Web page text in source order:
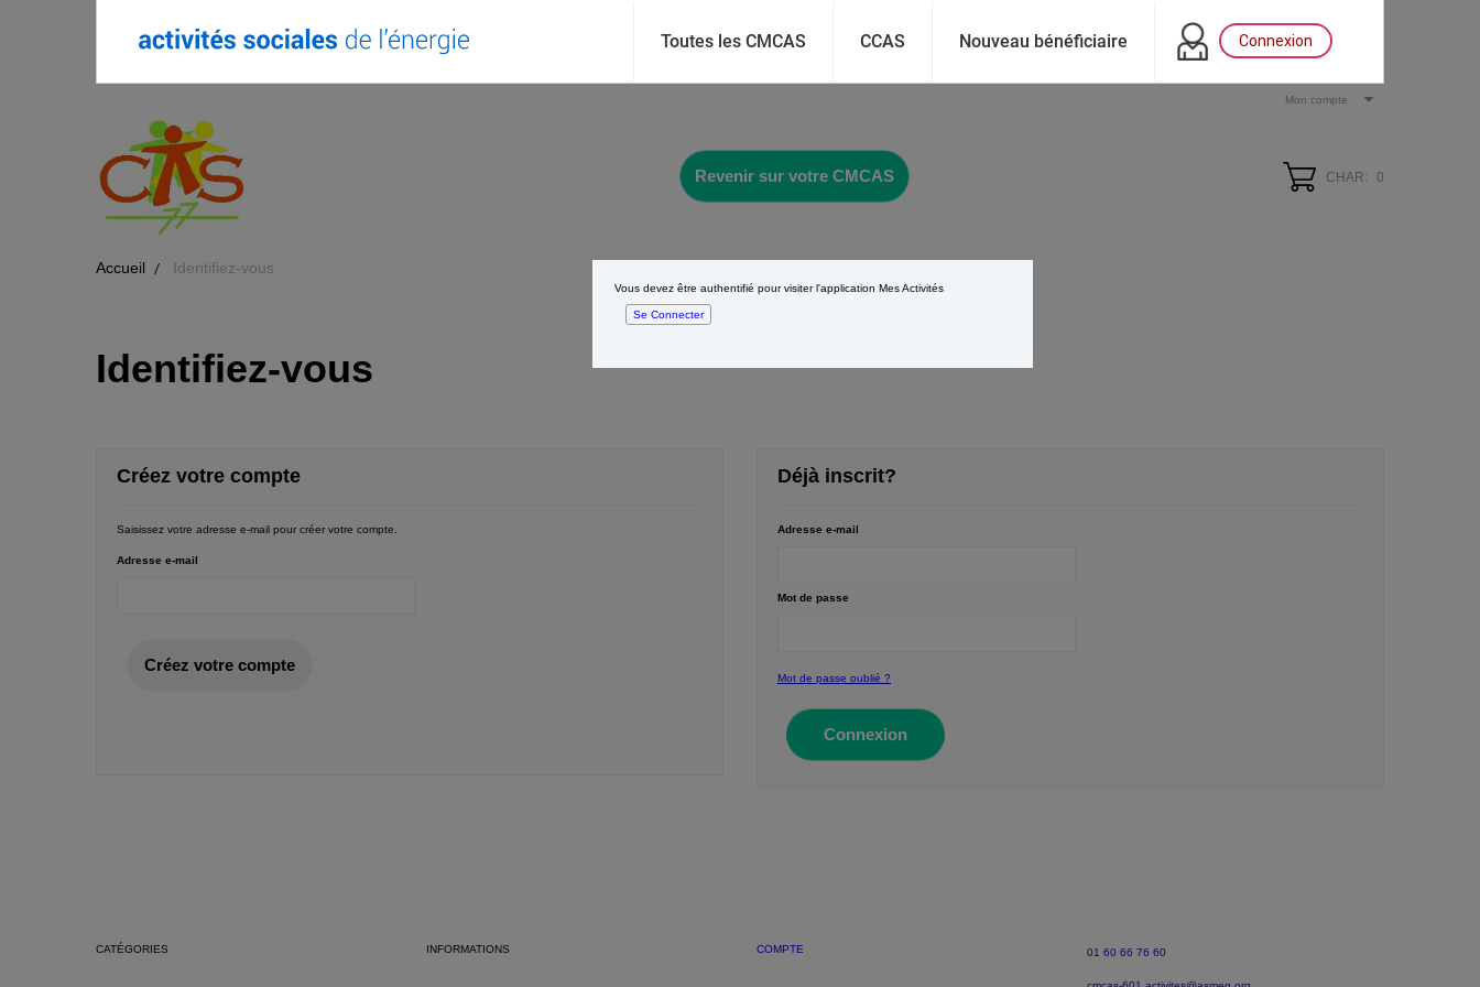
Toutes les CMCAS CCAS Nouveau bénéficiaire Connexion
Vous devez être authentifié pour visiter l'application Mes Activités
Se Connecter
Mon compte
Revenir sur votre CMCAS CHAR: 0
Accueil Identifiez-vous
Identifiez-vous
Créez votre compte
Saisissez votre adresse e-mail pour créer votre compte.
Adresse e-mail
Créez votre compte
Déjà inscrit?
Adresse e-mail
Mot de passe
Mot de passe oublié ?
Connexion
CATÉGORIES INFORMATIONS COMPTE 01 60 66 76 60